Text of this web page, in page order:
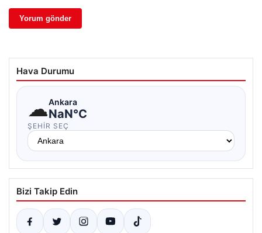
Hava Durumu
☁Ankara
NaN°C
ŞEHIR SEÇ
Bizi Takip Edin